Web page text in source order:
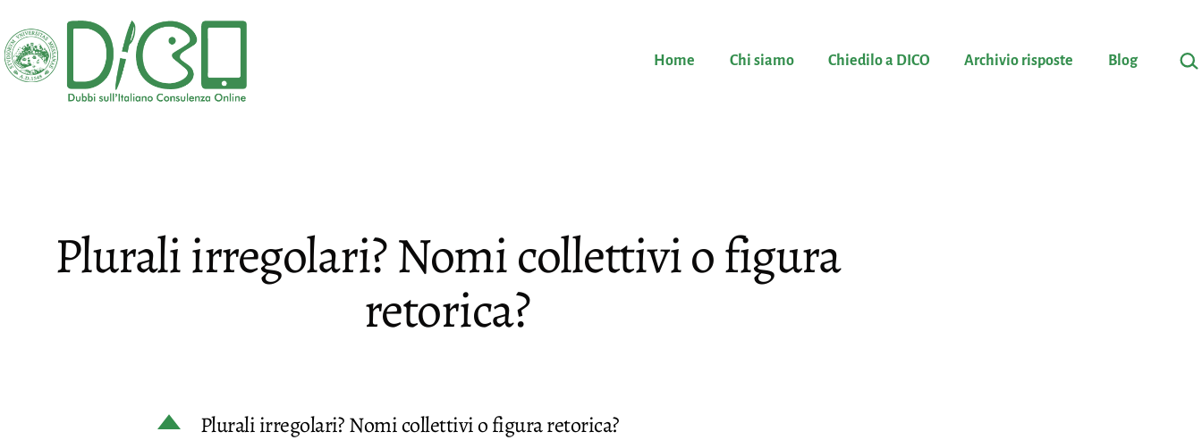
al
contenuto
Consulenza
Home Chi siamo Chiedilo a DICO Archivio risposte Blog
Plurali irregolari? Nomi collettivi o figura
retorica?
D Plurali irregolari? Nomi collettivi o figura retorica?